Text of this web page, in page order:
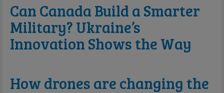
Can Canada Build a Smarter
Military? Ukraine’s
Innovation Shows the Way
How drones are changing the